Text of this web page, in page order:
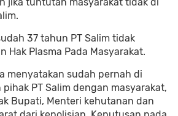
jika tuntutan masyarakat tidak di
37 tahun PT Salim tidak
Hak Plasma Pada Masyarakat.
menyatakan sudah pernah di
PT Salim dengan masyarakat,
Bupati, Menteri kehutanan dan